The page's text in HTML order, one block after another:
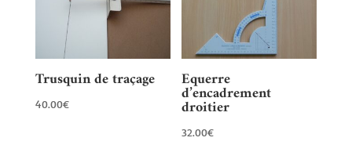
Trusquin de traçage
40.00€
Equerre
d’encadrement
droitier
32.00€